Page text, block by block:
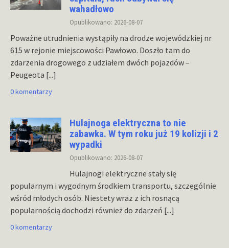
wahadłowo
Opublikowano: 2026-08-07
Poważne utrudnienia wystąpiły na drodze wojewódzkiej nr
615 w rejonie miejscowości Pawłowo. Doszło tam do
zdarzenia drogowego z udziałem dwóch pojazdów –
Peugeota [...]
0 komentarzy
Hulajnoga elektryczna to nie
zabawka. W tym roku już 19 kolizji i 2
wypadki
Opublikowano: 2026-08-07
Hulajnogi elektryczne stały się
popularnym i wygodnym środkiem transportu, szczególnie
wśród młodych osób. Niestety wraz z ich rosnącą
popularnością dochodzi również do zdarzeń [...]
0 komentarzy